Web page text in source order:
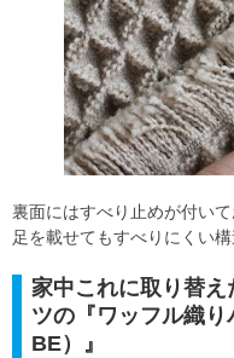
裏面にはすべり止めが付い
足を載せてもすべりにくい
家中これに取り替
ツの『ワッフル織り
BE）』